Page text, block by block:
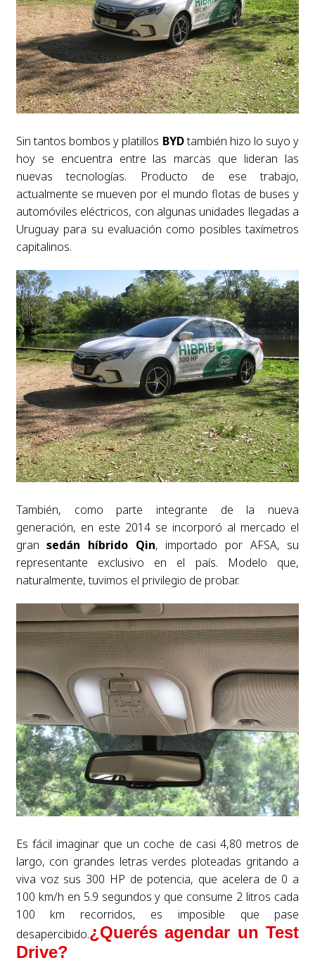
Sin tantos bombos y platillos BYDtambién hizo lo suyo y
hoy se encuentra entre las marcas que lideran las
nuevas tecnologías. Producto de ese trabajo,
actualmente se mueven por el mundo flotas de buses y
automóviles eléctricos, con algunas unidades llegadas a
Uruguay para su evaluación como posibles taxímetros
capitalinos.
También, como parte integrante de la nueva
generación, en este 2014 se incorporó al mercado el
gransedán híbrido Qin, importado por AFSA, su
representante exclusivo en el país. Modelo que,
naturalmente, tuvimos el privilegio de probar.
Es fácil imaginar que un coche de casi 4,80 metros de
largo, con grandes letras verdes ploteadas gritando a
viva voz sus 300 HP de potencia, que acelera de 0 a
100 km/h en 5.9 segundos y que consume 2 litros cada
100 km recorridos, es imposible que pase
desapercibido.¿Querés agendar un Test
Drive?